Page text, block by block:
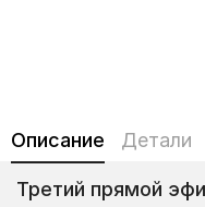
Описание Детали
Третий прямой